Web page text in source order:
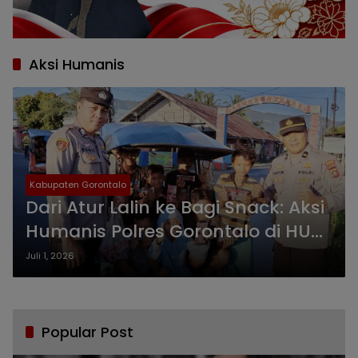
Aksi Humanis
Kabupaten Gorontalo
Dari Atur Lalin ke Bagi Snack: Aksi
Humanis Polres Gorontalo di HUT
Bhayangkara Ke-80
Juli 1, 2026
Popular Post